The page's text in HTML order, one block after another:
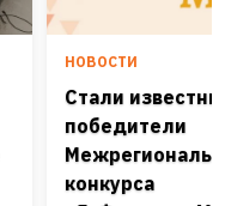
НОВОСТИ
Стали известны
победители
конкурса